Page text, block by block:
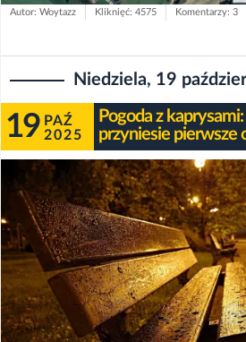
Autor: Woytazz Kliknięć: 4575 Komentarzy: 3
Niedziela, 19
19 PAŹ
2025
Pogoda z
przyniesie pierwsze